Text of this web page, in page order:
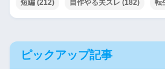
【R-18G】やらな
【ヒロモンSLG・
短編 (212) 自作やる夫スレ (182) 転
ピックアップ記事